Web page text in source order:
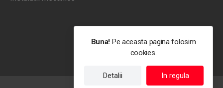
Buna! Pe aceasta pagina folosim
cookies.
Detalii In regula